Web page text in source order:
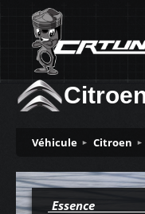
Véhicule Citroen
Essence